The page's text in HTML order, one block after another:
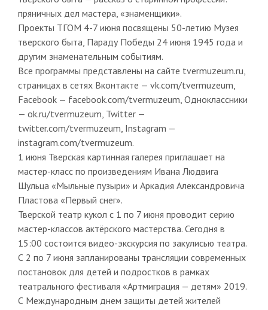
пряничных дел мастера, «знаменщики».
Проекты ТГОМ 4-7 июня посвящены 50-летию Музея
тверского быта, Параду Победы 24 июня 1945 года и
другим знаменательным событиям.
Все программы представлены на сайте tvermuzeum.ru,
страницах в сетях Вконтакте — vk.com/tvermuzeum,
Facebook — facebook.com/tvermuzeum, Одноклассники
— ok.ru/tvermuzeum, Twitter —
twitter.com/tvermuzeum, Instagram —
instagram.com/tvermuzeum.
1 июня Тверская картинная галерея приглашает на
мастер-класс по произведениям Ивана Людвига
Шульца «Мыльные пузыри» и Аркадия Александровича
Пластова «Первый снег».
Тверской театр кукол с 1 по 7 июня проводит серию
мастер-классов актёрского мастерства. Сегодня в
15:00 состоится видео-экскурсия по закулисью театра.
С 2 по 7 июня запланированы трансляции современных
постановок для детей и подростков в рамках
театрального фестиваля «Артмиграция — детям» 2019.
С Международным днем защиты детей жителей